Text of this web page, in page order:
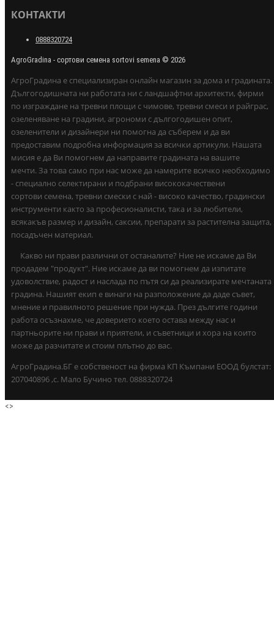
КОНТАКТИ
0888320724
AgroGradina - сортови семена sortovi semena © 2026
АгроГрадина е специализиран онлайн магазин за дома и градината.
Дългогодишната ни работата ни с ландшафтни архитекти, фирми
по изграждане на тревни площи с чимове, тревни смеси и райграс,
озеленяване на градини, агрономи с дългогодишен опит,
озеленители и дизайнери ни помогна да съберем и да ви
предоставим подробна информация за всички артикули. Нашата
мисия е да Ви помогнем да направите градината на вашите
мечти. За това само при нас може да намерите всичко необходимо
- специално селектирани и подбрани висококачествени
сортови семена, тревни смески с най - високо качество, градински
инструменти както за професионалисти, така и за любители,
всякакъв размер и дизайн, саксии, препарати за растителна защита,
посадъчен материал.
Какво ни прави различни от останалите? Ние не искаме да Ви
продадем "продукт". Ние искаме да ви помогнем да изпитате
удоволствие, радост и наслада по пътя си да реализирате мечтаната
градина. Нашият екип е винаги на разположение да даде съвет,
мнение и правилното решение при нужда. През дългите години
работа осъзнахме, че доверието което остава между нас и
партньорите ни прави и приятели, и съветници и хора на които
може да разчитате и стоим плътно до вас.
АгроГрадина.БГ е собственост на фирма КП Къмпани ЕООД булстат:
207040896 ,с. Мало Бучино тел. 0888320724
<>